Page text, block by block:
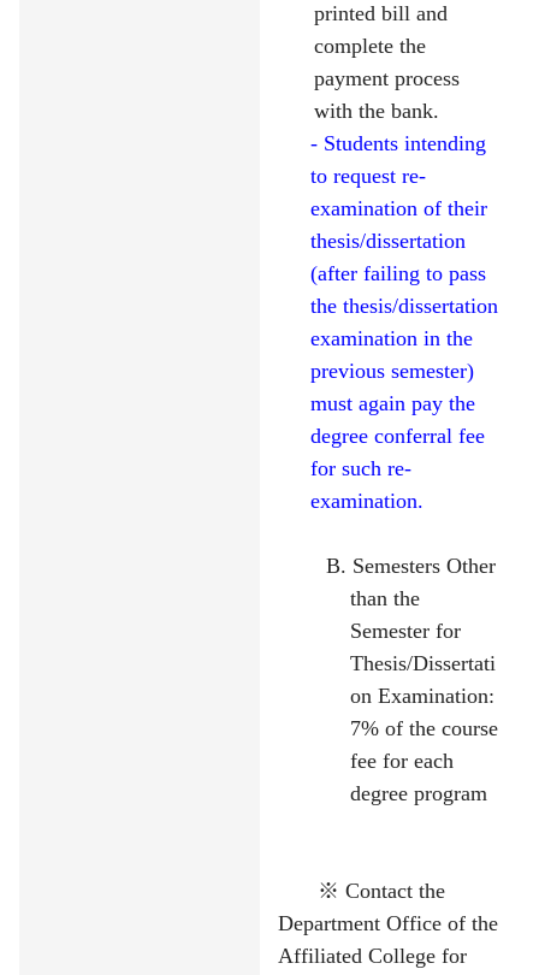
printed bill and
complete the
payment process
with the bank.
- Students intending
to request re-
examination of their
thesis/dissertation
(after failing to pass
the thesis/dissertation
examination in the
previous semester)
must again pay the
degree conferral fee
for such re-
examination.
B. Semesters Other
than the
Semester for
Thesis/Dissertati
on Examination:
7% of the course
fee for each
degree program
※Contact the
Department Office of the
Affiliated College for